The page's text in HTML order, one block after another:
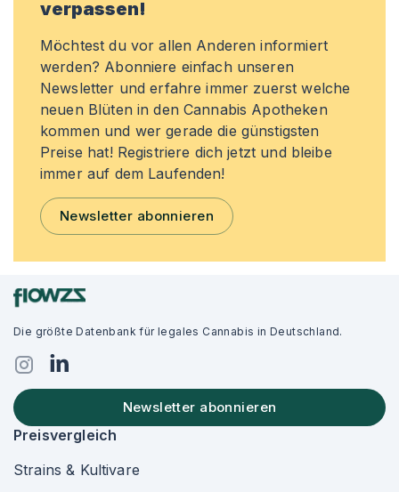
verpassen!
Möchtest du vor allen Anderen informiert
werden? Abonniere einfach unseren
Newsletter und erfahre immer zuerst welche
neuen Blüten in den Cannabis Apotheken
kommen und wer gerade die günstigsten
Preise hat! Registriere dich jetzt und bleibe
immer auf dem Laufenden!
Newsletter abonnieren
Die größte Datenbank für legales Cannabis in Deutschland.
Newsletter abonnieren
Preisvergleich
Strains & Kultivare